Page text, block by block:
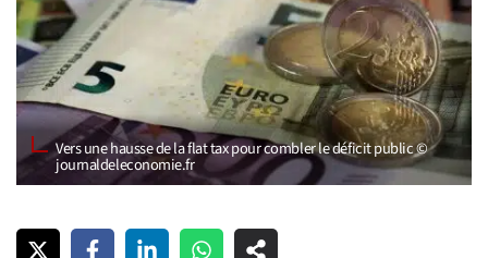
Vers une hausse de la flat tax pour combler le déficit public ©
journaldeleconomie.fr